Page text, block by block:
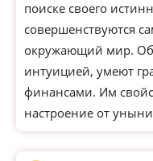
поиске своего
совершенствуются
окружающий мир.
интуицией, умеют
финансами. Им
настроение от